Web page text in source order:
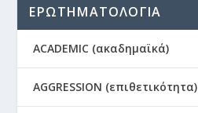
ΕΡΩΤΗΜΑΤΟΛΟΓΙΑ
ACADEMIC (ακαδημαϊκά)
AGGRESSION (επιθετικότητα)